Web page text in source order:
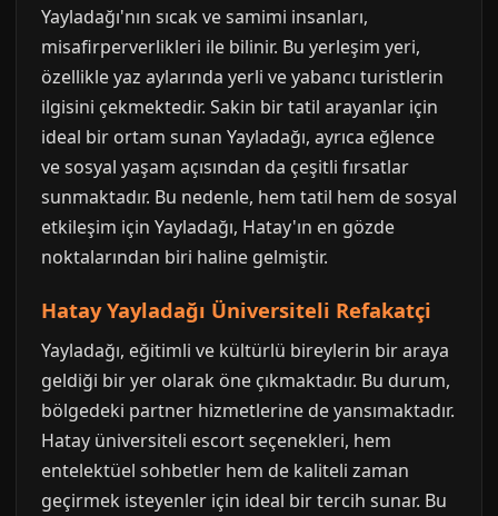
Yayladağı'nın sıcak ve samimi insanları,
misafirperverlikleri ile bilinir. Bu yerleşim yeri,
özellikle yaz aylarında yerli ve yabancı turistlerin
ilgisini çekmektedir. Sakin bir tatil arayanlar için
ideal bir ortam sunan Yayladağı, ayrıca eğlence
ve sosyal yaşam açısından da çeşitli fırsatlar
sunmaktadır. Bu nedenle, hem tatil hem de sosyal
etkileşim için Yayladağı, Hatay'ın en gözde
noktalarından biri haline gelmiştir.
Hatay Yayladağı Üniversiteli Refakatçi
Yayladağı, eğitimli ve kültürlü bireylerin bir araya
geldiği bir yer olarak öne çıkmaktadır. Bu durum,
bölgedeki partner hizmetlerine de yansımaktadır.
Hatay üniversiteli escort seçenekleri, hem
entelektüel sohbetler hem de kaliteli zaman
geçirmek isteyenler için ideal bir tercih sunar. Bu